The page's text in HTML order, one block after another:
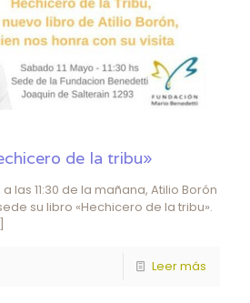
de la tribu»
las 11:30 de la mañana, Atilio Borón
su libro «Hechicero de la tribu».
Leer más